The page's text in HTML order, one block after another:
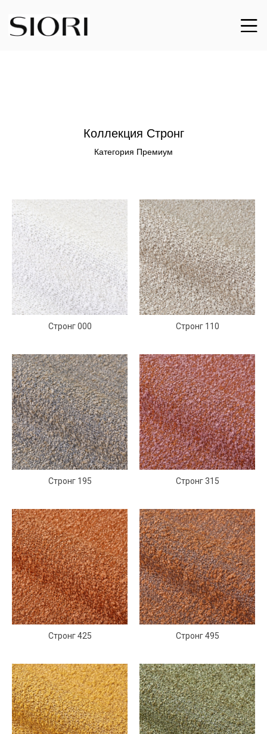
Коллекция Стронг
Категория Премиум
Стронг 000 Стронг 110
Стронг 195 Стронг 315
Стронг 425 Стронг 495